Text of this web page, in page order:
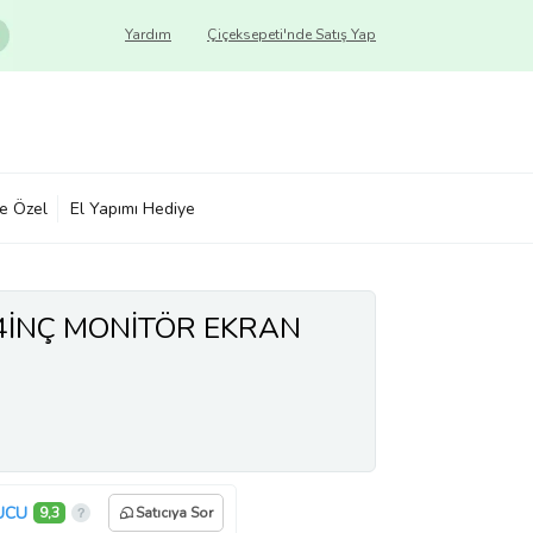
Çiçeksepeti'nde Satış Yap
Yardım
Özel El Yapımı Hediye
MONİTÖR EKRAN
9,3 Satıcıya Sor